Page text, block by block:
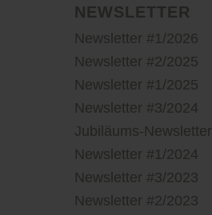
NEWSLETTER
Newsletter #1/2026
Newsletter #2/2025
Newsletter #1/2025
Newsletter #3/2024
Jubiläums-Newsletter
Newsletter #1/2024
Newsletter #3/2023
Newsletter #2/2023